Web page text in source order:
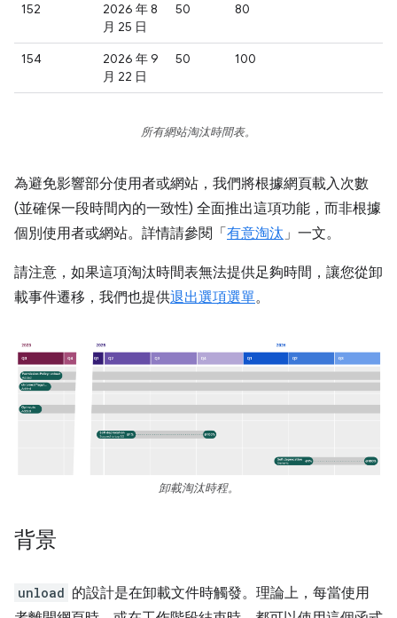
152
2026 年 8
月 25 日
50 80
154
2026 年 9
月 22 日
50 100
所有網站淘汰時間表。
為避免影響部分使用者或網站，我們將根據網頁載入次數
(並確保一段時間內的一致性) 全面推出這項功能，而非根據
個別使用者或網站。詳情請參閱「 有意淘汰」一文。
請注意，如果這項淘汰時間表無法提供足夠時間，讓您從卸
載事件遷移，我們也提供退出選項選單。
卸載淘汰時程。
背景
unload 的設計是在卸載文件時觸發。理論上，每當使用